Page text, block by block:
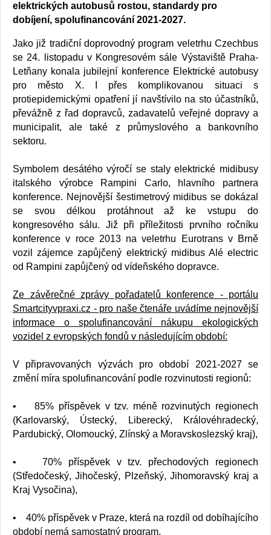
elektrických autobusů rostou, standardy pro
dobíjení, spolufinancování 2021-2027.
Jako již tradiční doprovodný program veletrhu Czechbus
se 24. listopadu v Kongresovém sále Výstaviště Praha-
Letňany konala jubilejní konference Elektrické autobusy
pro město X. I přes komplikovanou situaci s
protiepidemickými opatření jí navštívilo na sto účastníků,
převážně z řad dopravců, zadavatelů veřejné dopravy a
municipalit, ale také z průmyslového a bankovního
sektoru.
Symbolem desátého výročí se staly elektrické midibusy
italského výrobce Rampini Carlo, hlavního partnera
konference. Nejnovější šestimetrový midibus se dokázal
se svou délkou protáhnout až ke vstupu do
kongresového sálu. Již při příležitosti prvního ročníku
konference v roce 2013 na veletrhu Eurotrans v Brně
vozil zájemce zapůjčený elektrický midibus Alé electric
od Rampini zapůjčený od vídeňského dopravce.
Ze závěrečné zprávy pořadatelů konference - portálu
Smartcityvpraxi.cz - pro naše čtenáře uvádíme nejnovější
informace o spolufinancování nákupu ekologických
vozidel z evropských fondů v následujícím období:
V připravovaných výzvách pro období 2021-2027 se
změní míra spolufinancování podle rozvinutosti regionů:
• 85% příspěvek v tzv. méně rozvinutých regionech
(Karlovarský, Ústecký, Liberecký, Královéhradecký,
Pardubický, Olomoucký, Zlínský a Moravskoslezský kraj),
• 70% příspěvek v tzv. přechodových regionech
(Středočeský, Jihočeský, Plzeňský, Jihomoravský kraj a
Kraj Vysočina),
• 40% příspěvek v Praze, která na rozdíl od dobíhajícího
období nemá samostatný program.